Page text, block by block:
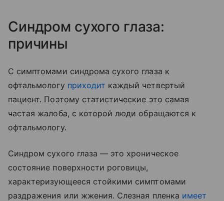
Синдром сухого глаза:
причины
С симптомами синдрома сухого глаза к
офтальмологу приходит каждый четвертый
пациент. Поэтому статистические это самая
частая жалоба, с которой люди обращаются к
офтальмологу.
Синдром сухого глаза — это хроническое
состояние поверхности роговицы,
характеризующееся стойкими симптомами
раздражения или жжения. Слезная пленка имеет